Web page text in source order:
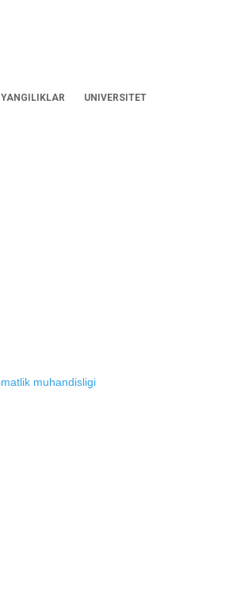
YANGILIKLAR UNIVERSITET
muhandisligi